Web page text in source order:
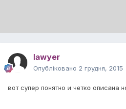
lawyer
Опубліковано 2 грудня, 2015
вот супер понятно и четко описана